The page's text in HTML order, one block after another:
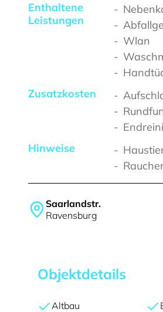
Saarlandstr.
Ravensburg
Enthaltene
Leistungen
Wlan
Zusatzkosten
Hinweise
Objektdetails
Altbau